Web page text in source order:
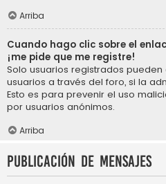
Arriba
Cuando hago clic sobre el
¡me pide que me registre!
Solo usuarios registrados
usuarios a través del foro, si la
Esto es para prevenir el uso
por usuarios anónimos.
Arriba
Publicación de mensajes